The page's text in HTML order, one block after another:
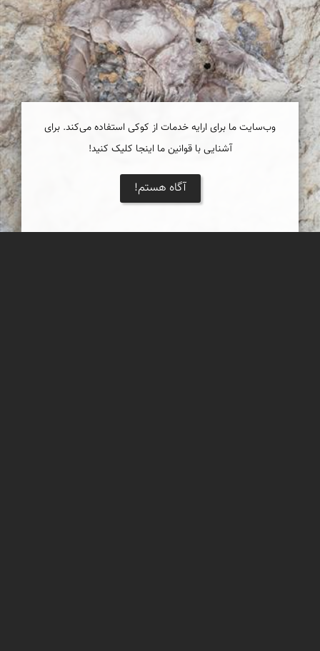
وب‌سایت ما برای ارایه خدمات از کوکی استفاده می‌کند. برای
آشنایی با قوانین ما اینجا کلیک کنید!
آگاه هستم!